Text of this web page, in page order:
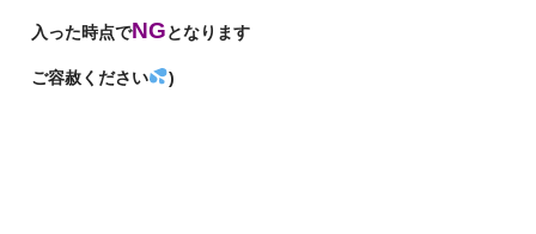
入った時点でNGとなります
ご容赦ください )